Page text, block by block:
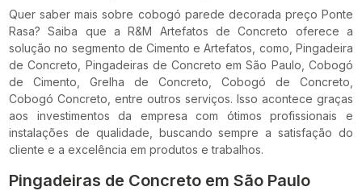
Quer saber mais sobre cobogó parede decorada preço Ponte
Rasa? Saiba que a R&M Artefatos de Concreto oferece a
solução no segmento de Cimento e Artefatos, como, Pingadeira
de Concreto, Pingadeiras de Concreto em São Paulo, Cobogó
de Cimento, Grelha de Concreto, Cobogó de Concreto,
Cobogó Concreto, entre outros serviços. Isso acontece graças
aos investimentos da empresa com ótimos profissionais e
instalações de qualidade, buscando sempre a satisfação do
cliente e a excelência em produtos e trabalhos.
Pingadeiras de Concreto em São Paulo